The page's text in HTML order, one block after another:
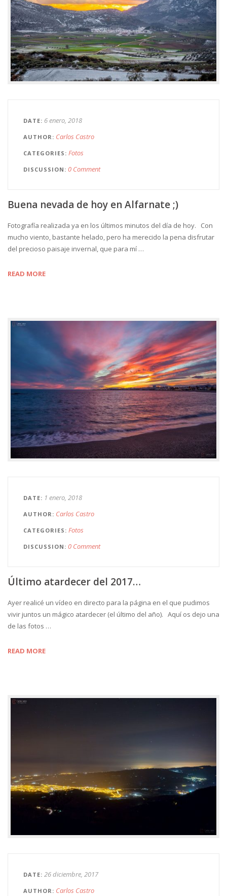
DATE 6 enero, 2018
AUTHOR Carlos Castro
CATEGORIES Fotos
DISCUSSION 0 Comment
Buena nevada de hoy en Alfarnate ;)
Fotografía realizada ya en los últimos minutos del día de hoy. Con
mucho viento, bastante helado, pero ha merecido la pena disfrutar
del precioso paisaje invernal, que para mí …
READ MORE
DATE 1 enero, 2018
AUTHOR Carlos Castro
CATEGORIES Fotos
DISCUSSION 0 Comment
Último atardecer del 2017…
Ayer realicé un vídeo en directo para la página en el que pudimos
vivir juntos un mágico atardecer (el último del año). Aquí os dejo una
de las fotos …
READ MORE
DATE 26 diciembre, 2017
AUTHOR Carlos Castro